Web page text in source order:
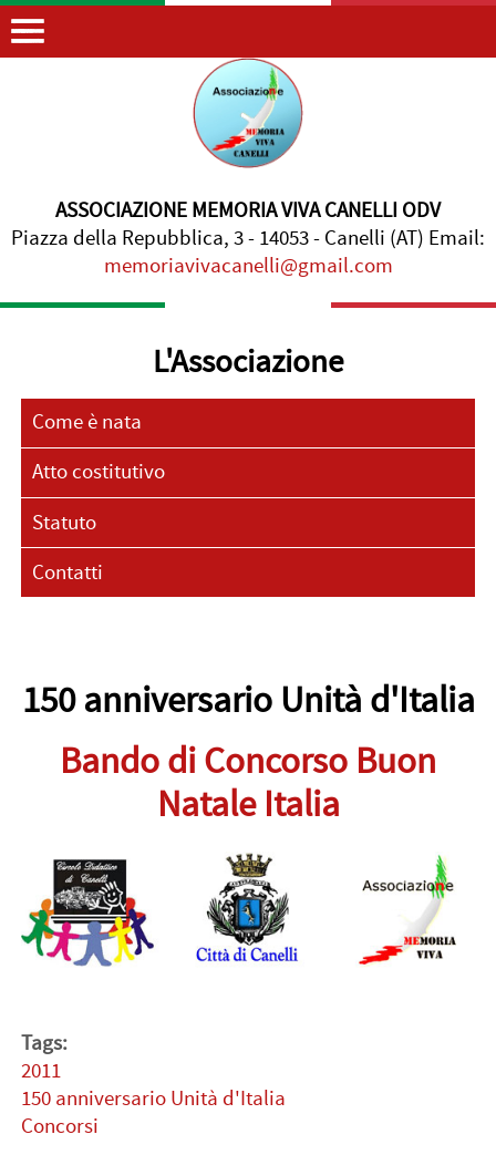
ASSOCIAZIONE MEMORIA VIVA CANELLI ODV
Piazza della Repubblica, 3 - 14053 - Canelli (AT) Email:
memoriavivacanelli@gmail.com
L'Associazione
Come è nata
Atto costitutivo
Statuto
Contatti
150 anniversario Unità d'Italia
Bando di Concorso Buon
Natale Italia
Tags:
2011
150 anniversario Unità d'Italia
Concorsi